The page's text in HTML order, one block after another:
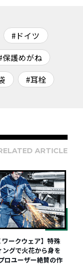
#ドイツ
保護めがね
#耳栓
ARTICLE
ワークウェア】特殊
ングで火花から身を
ロユーザー絶賛の作